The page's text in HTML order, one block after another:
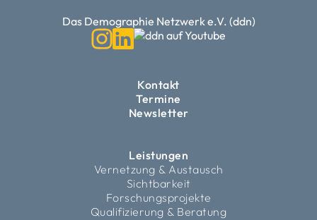
Das Demographie Netzwerk e.V. (ddn)
Kontakt
Termine
Newsletter
Leistungen
Vernetzung & Austausch
Sichtbarkeit
Forschungsprojekte
Qualifizierung & Beratung